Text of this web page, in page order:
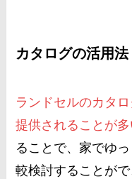
カタログの活用法
ランドセルのカタ
提供されることが多
ることで、家でゆ
較検討することが